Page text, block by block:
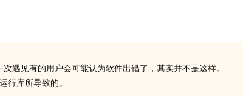
遇见有的用户会可能认为软件出错了，其实并不是这样。
行库所导致的。